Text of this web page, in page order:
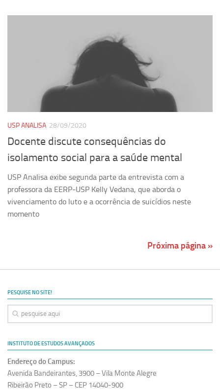
USP ANALISA 28/09/2020
Docente discute consequências do
isolamento social para a saúde mental
USP Analisa exibe segunda parte da entrevista com a
professora da EERP-USP Kelly Vedana, que aborda o
vivenciamento do luto e a ocorrência de suicídios neste
momento
Próxima página »
PESQUISE NO SITE!
INSTITUTO DE ESTUDOS AVANÇADOS
Endereço do Campus:
Avenida Bandeirantes, 3900 – Vila Monte Alegre
Ribeirão Preto – SP – CEP 14040-900